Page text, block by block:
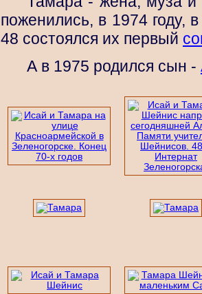
поженились, в 1974 году,
48 состоялся их первый
А в 1975 родился сын -